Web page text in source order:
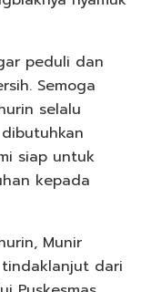
peduli dan
Semoga
selalu
siap untuk
kepada
Munir
tindaklanjut dari